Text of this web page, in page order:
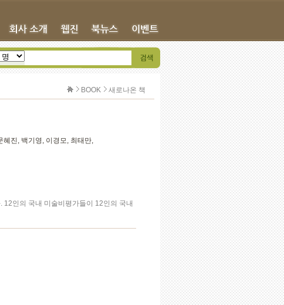
BOOK 새로나온 책
혜진, 백기영, 이경모, 최태만,
인의 국내 미술비평가들이 12인의 국내